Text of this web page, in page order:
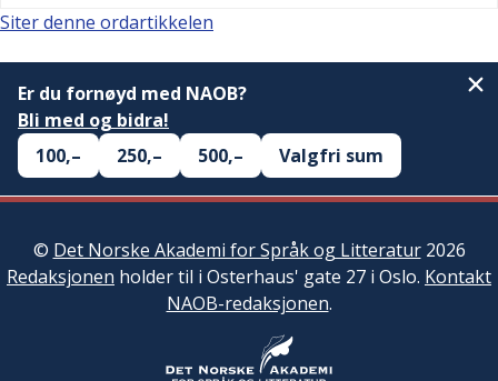
Siter denne ordartikkelen
Er du fornøyd med NAOB?
Bli med og bidra!
100,–
250,– 500,– Valgfri sum
© Det Norske Akademi for Språk og Litteratur2026
Redaksjonen holder til i Osterhaus' gate 27 i Oslo. Kontakt
NAOB-redaksjonen.